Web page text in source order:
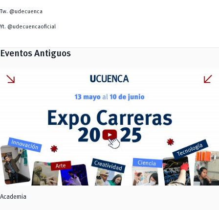
Tw. @udecuenca
Yt. @udecuencaoficial
Eventos Antiguos
Academia